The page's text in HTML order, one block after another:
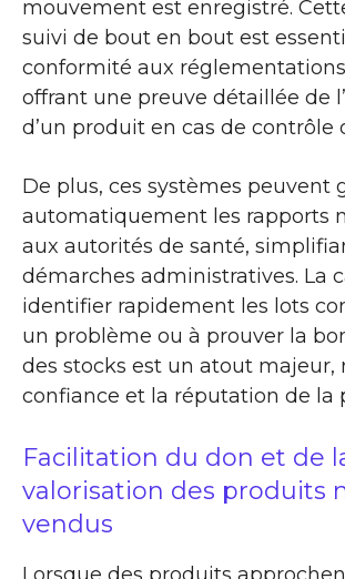
mouvement est enregistré.
suivi de bout en bout est
conformité aux
offrant une preuve détaillée de
d’un produit en cas de contrôle
De plus, ces systèmes peuvent
automatiquement les rapports
aux autorités de santé,
démarches administratives. La
identifier rapidement les lots
un problème ou à prouver la
des stocks est un atout majeur,
confiance et la réputation de la
Facilitation du don et de
valorisation des produits
vendus